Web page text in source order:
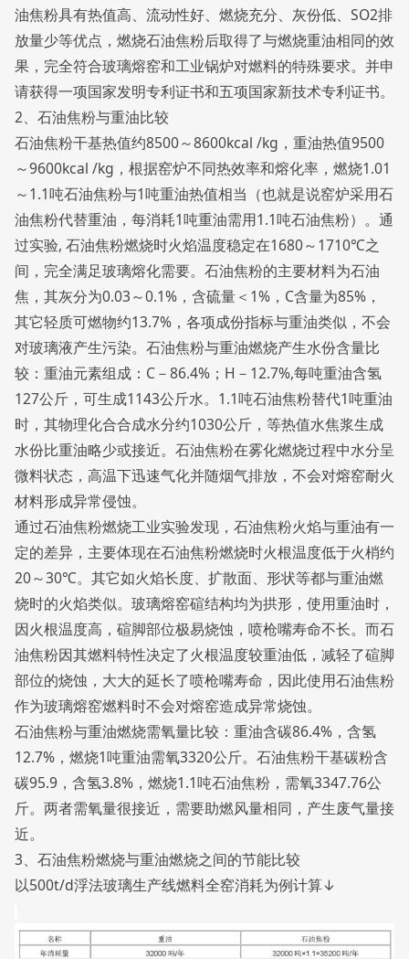
油焦粉具有热值高、流动性好、燃烧充分、灰份低、SO2排
放量少等优点，燃烧石油焦粉后取得了与燃烧重油相同的效
果，完全符合玻璃熔窑和工业锅炉对燃料的特殊要求。并申
请获得一项国家发明专利证书和五项国家新技术专利证书。
2、石油焦粉与重油比较
石油焦粉干基热值约8500～8600kcal /kg，重油热值9500
～9600kcal /kg，根据窑炉不同热效率和熔化率，燃烧1.01
～1.1吨石油焦粉与1吨重油热值相当（也就是说窑炉采用石
油焦粉代替重油，每消耗1吨重油需用1.1吨石油焦粉）。通
过实验, 石油焦粉燃烧时火焰温度稳定在1680～1710℃之
间，完全满足玻璃熔化需要。石油焦粉的主要材料为石油
焦，其灰分为0.03～0.1%，含硫量＜1%，C含量为85%，
其它轻质可燃物约13.7%，各项成份指标与重油类似，不会
对玻璃液产生污染。石油焦粉与重油燃烧产生水份含量比
较：重油元素组成：C－86.4%；H－12.7%,每吨重油含氢
127公斤，可生成1143公斤水。1.1吨石油焦粉替代1吨重油
时，其物理化合合成水分约1030公斤，等热值水焦浆生成
水份比重油略少或接近。石油焦粉在雾化燃烧过程中水分呈
微料状态，高温下迅速气化并随烟气排放，不会对熔窑耐火
材料形成异常侵蚀。
通过石油焦粉燃烧工业实验发现，石油焦粉火焰与重油有一
定的差异，主要体现在石油焦粉燃烧时火根温度低于火梢约
20～30℃。其它如火焰长度、扩散面、形状等都与重油燃
烧时的火焰类似。玻璃熔窑碹结构均为拱形，使用重油时，
因火根温度高，碹脚部位极易烧蚀，喷枪嘴寿命不长。而石
油焦粉因其燃料特性决定了火根温度较重油低，减轻了碹脚
部位的烧蚀，大大的延长了喷枪嘴寿命，因此使用石油焦粉
作为玻璃熔窑燃料时不会对熔窑造成异常烧蚀。
石油焦粉与重油燃烧需氧量比较：重油含碳86.4%，含氢
12.7%，燃烧1吨重油需氧3320公斤。石油焦粉干基碳粉含
碳95.9，含氢3.8%，燃烧1.1吨石油焦粉，需氧3347.76公
斤。两者需氧量很接近，需要助燃风量相同，产生废气量接
近。
3、石油焦粉燃烧与重油燃烧之间的节能比较
以500t/d浮法玻璃生产线燃料全窑消耗为例计算↓